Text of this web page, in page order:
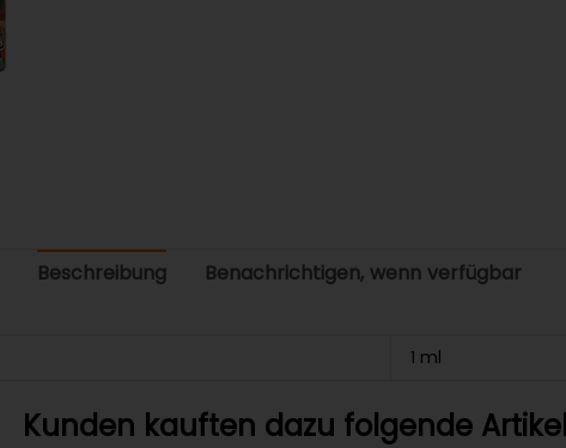
Beschreibung Benachrichtigen, wenn verfügbar
1 ml
Kunden kauften dazu folgende